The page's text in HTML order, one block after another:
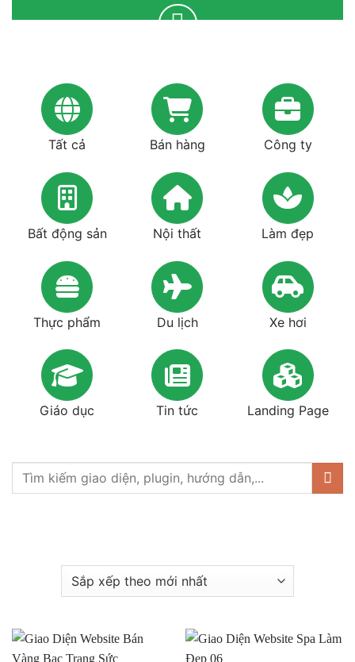
Tất cả Bán hàng Công ty
Bất động sản Nội thất Làm đẹp
Thực phẩm Du lịch Xe hơi
Giáo dục Tin tức Landing Page
Tìm